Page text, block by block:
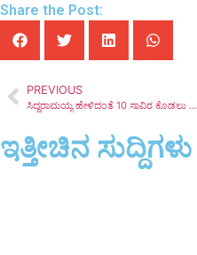
Share the Post:
PREVIOUS
ಸಿದ್ದರಾಮಯ್ಯ ಹೇಳಿದಂತೆ 10 ಸಾವಿರ ಕೊಡಲು ಸಾಧ್ಯವಿಲ್ಲ: ಸಚಿವ ಕೆ.ಎಸ್.ಈಶ್ವರಪ್ಪ
ಇತ್ತೀಚಿನ ಸುದ್ದಿಗಳು